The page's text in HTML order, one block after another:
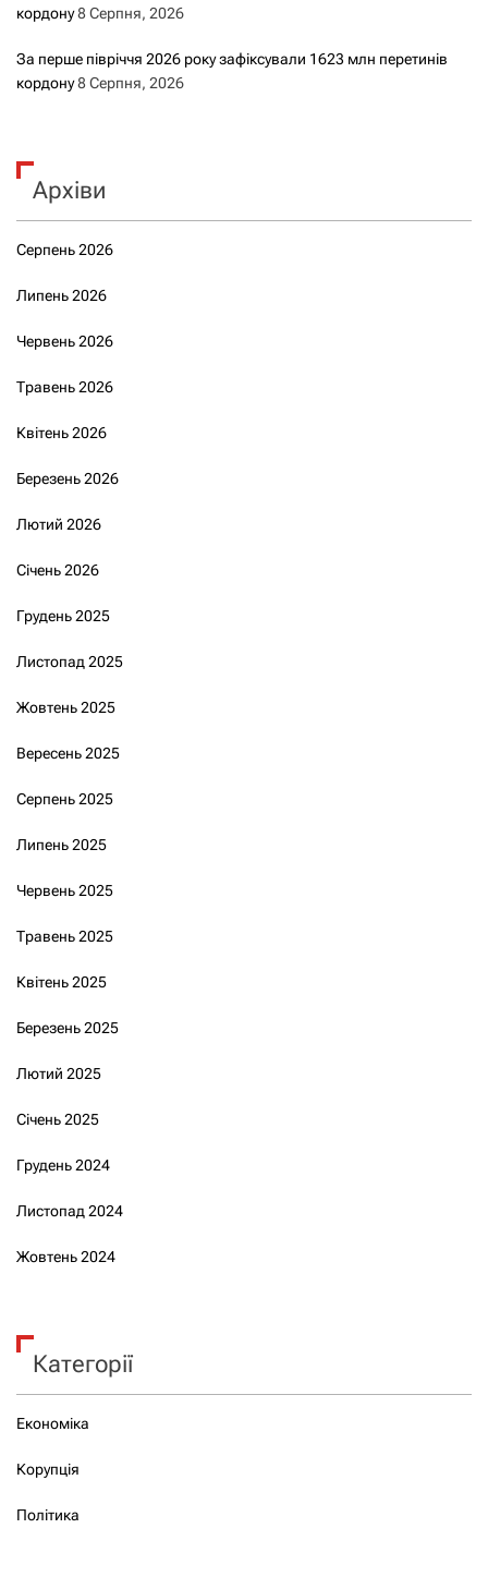
кордону8 Серпня, 2026
За перше півріччя 2026 року зафіксували 1623 млн перетинів
кордону8 Серпня, 2026
Архіви
Серпень 2026
Липень 2026
Червень 2026
Травень 2026
Квітень 2026
Березень 2026
Лютий 2026
Січень 2026
Грудень 2025
Листопад 2025
Жовтень 2025
Вересень 2025
Серпень 2025
Липень 2025
Червень 2025
Травень 2025
Квітень 2025
Березень 2025
Лютий 2025
Січень 2025
Грудень 2024
Листопад 2024
Жовтень 2024
Категорії
Економіка
Корупція
Політика